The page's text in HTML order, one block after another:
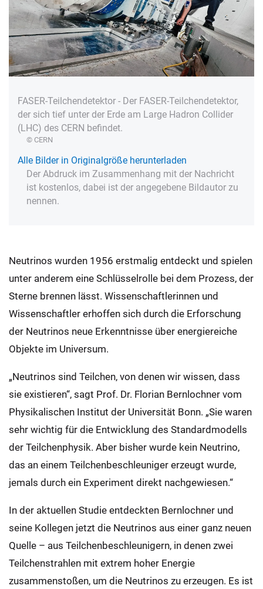
FASER-Teilchendetektor - Der FASER-Teilchendetektor,
der sich tief unter der Erde am Large Hadron Collider
(LHC) des CERN befindet.
© CERN
Alle Bilder in Originalgröße herunterladen
Der Abdruck im Zusammenhang mit der Nachricht
ist kostenlos, dabei ist der angegebene Bildautor zu
nennen.
Neutrinos wurden 1956 erstmalig entdeckt und spielen
unter anderem eine Schlüsselrolle bei dem Prozess, der
Sterne brennen lässt. Wissenschaftlerinnen und
Wissenschaftler erhoffen sich durch die Erforschung
der Neutrinos neue Erkenntnisse über energiereiche
Objekte im Universum.
„Neutrinos sind Teilchen, von denen wir wissen, dass
sie existieren“, sagt Prof. Dr. Florian Bernlochner vom
Physikalischen Institut der Universität Bonn. „Sie waren
sehr wichtig für die Entwicklung des Standardmodells
der Teilchenphysik. Aber bisher wurde kein Neutrino,
das an einem Teilchenbeschleuniger erzeugt wurde,
jemals durch ein Experiment direkt nachgewiesen.“
In der aktuellen Studie entdeckten Bernlochner und
seine Kollegen jetzt die Neutrinos aus einer ganz neuen
Quelle – aus Teilchenbeschleunigern, in denen zwei
Teilchenstrahlen mit extrem hoher Energie
zusammenstoßen, um die Neutrinos zu erzeugen. Es ist